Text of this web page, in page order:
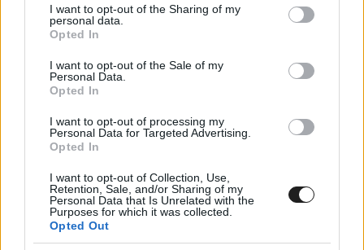
not limited to your visit or usage behaviour. You may click to
grant or deny consent to Google and its third-party tags to
use your data for below specified purposes in below Google
consent section.
I want to opt-out of the Sharing of my
personal data.
Opted In
I want to opt-out of the Sale of my
Personal Data.
Opted In
I want to opt-out of processing my
Personal Data for Targeted Advertising.
Opted In
I want to opt-out of Collection, Use,
Retention, Sale, and/or Sharing of my
Personal Data that Is Unrelated with the
Purposes for which it was collected.
Opted Out